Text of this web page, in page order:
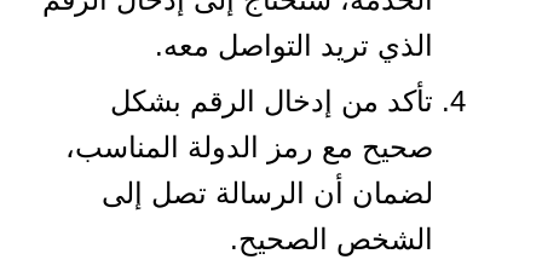
الذي تريد التواصل معه.
تأكد من إدخال الرقم بشكل
صحيح مع رمز الدولة المناسب،
لضمان أن الرسالة تصل إلى
الشخص الصحيح.